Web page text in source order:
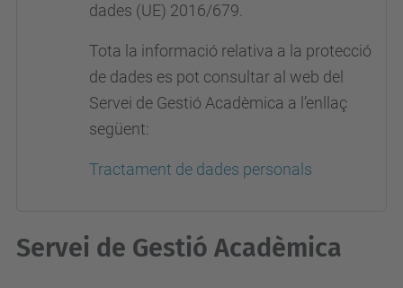
dades (UE) 2016/679.
Tota la informació relativa a la protecció
de dades es pot consultar al web del
Servei de Gestió Acadèmica a l’enllaç
següent:
Tractament de dades personals
Servei de Gestió Acadèmica